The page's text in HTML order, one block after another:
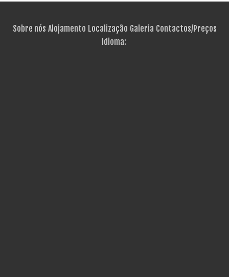
Sobre nós Alojamento Localização Galeria Contactos/Preços
Idioma: